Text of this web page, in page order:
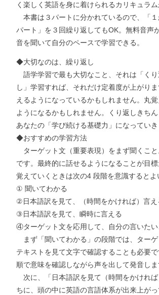
く楽しく英語を身に着けられるカリキュラム
本書は３パートに分かれているので、「
パート」を３回繰り返してもOK。無料音声
音を聞いて自分のペースで学習できる。
◆大切なのは、繰り返し
語学学習で最も大切なこと、それは「く
し」学習すれば、それだけ定着度が上がり
えるようになっているかもしれません。丸
ようになるかもしれません。くり返しきち
あなたの「学び続ける基礎力」になっていき
◆おすすめの学習方法
ターゲット文（重要表現）をまず聞くこ
です。最終的に話せるようになることが目
覚えていくときは次の4 段階を意識するとよ
① 聞いてわかる
②日本語訳を見て、（時間をかければ）言え
③日本語訳を見て、瞬時に言える
④ターゲット文を応用して、自分の言いたい
まず「聞いてわかる」の段階では、ターゲ
テキストを見て文字で確認することも必要
順で意味を確認しながら声を出して発音しま
次に、「日本語訳を見て（時間をかけれ
ちに、頭の中に英語の言語体系が出来上がっ